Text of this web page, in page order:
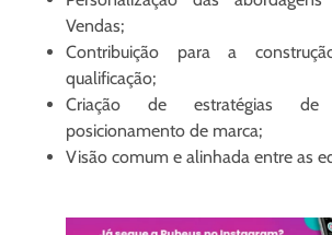
Vendas;
Contribuição para a
qualificação;
Criação de estratégias
posicionamento de marca;
Visão comum e alinhada entre as